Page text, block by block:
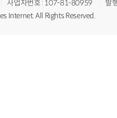
사업자번호 : 107-81-80959
발
Internet. All Rights Reserved.